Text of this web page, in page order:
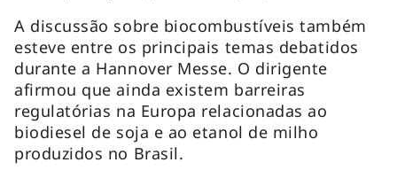
A discussão sobre biocombustíveis também
esteve entre os principais temas debatidos
durante a Hannover Messe. O dirigente
afirmou que ainda existem barreiras
regulatórias na Europa relacionadas ao
biodiesel de soja e ao etanol de milho
produzidos no Brasil.